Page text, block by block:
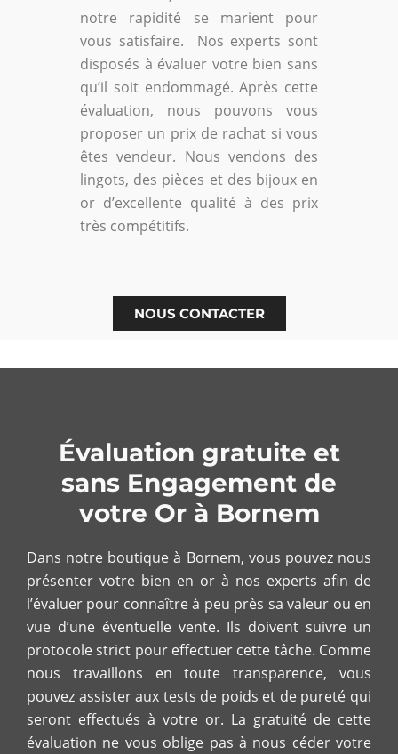
notre rapidité se marient pour
vous satisfaire. Nos experts sont
disposés à évaluer votre bien sans
qu’il soit endommagé. Après cette
évaluation, nous pouvons vous
proposer un prix de rachat si vous
êtes vendeur. Nous vendons des
lingots, des pièces et des bijoux en
or d’excellente qualité à des prix
très compétitifs.
NOUS CONTACTER
Évaluation gratuite et
sans Engagement de
votre Or à Bornem
Dans notre boutique à Bornem, vous pouvez nous
présenter votre bien en or à nos experts afin de
l’évaluer pour connaître à peu près sa valeur ou en
vue d’une éventuelle vente. Ils doivent suivre un
protocole strict pour effectuer cette tâche. Comme
nous travaillons en toute transparence, vous
pouvez assister aux tests de poids et de pureté qui
seront effectués à votre or. La gratuité de cette
évaluation ne vous oblige pas à nous céder votre